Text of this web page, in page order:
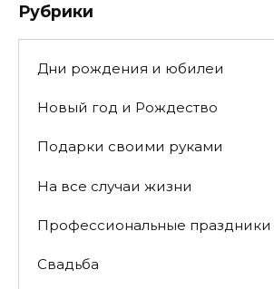
Рубрики
Дни рождения и юбилеи
Новый год и Рождество
Подарки своими руками
На все случаи жизни
Профессиональные праздники
Свадьба